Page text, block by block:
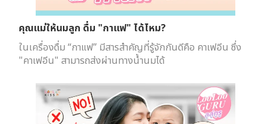
คุณแม่ให้นมลูก ดื่ม "กาแฟ" ได้ไหม?
ในเครื่องดื่ม “กาแฟ” มีสารสำคัญที่รู้จักกันดีคือ คาเฟอีน ซึ่ง
"คาเฟอีน" สามารถส่งผ่านทางน้ำนมได้